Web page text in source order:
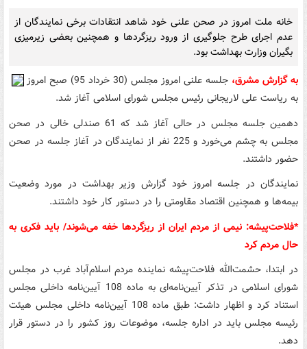
خانه ملت امروز در صحن علنی خود شاهد انتقادات برخی نمایندگان از
عدم اجرای طرح جلوگیری از ورود ریزگردها و همچنین بعضی زیرمیزی
بگیران وزارت بهداشت بود.
به گزارش مشرق،
جلسه علنی امروز مجلس (30 خرداد 95) صبح امروز
به ریاست علی لاریجانی رئیس مجلس شورای اسلامی آغاز شد.
دهمین جلسه مجلس در حالی آغاز شد که 61 صندلی خالی در صحن
مجلس به چشم می‌خورد و 225 نفر از نمایندگان در آغاز جلسه در صحن
حضور داشتند.
نمایندگان در جلسه امروز خود گزارش وزیر بهداشت در مورد وضعیت
بیمه‌ها و همچنین اقتصاد مقاومتی را در دستور کار خود داشتند.
*فلاحت‌پیشه: نیمی از مردم ایران از ریزگردها خفه می‌شوند/ باید فکری به
حال مردم کرد
در ابتدا، حشمت‌الله فلاحت‌پیشه نماینده مردم اسلام‌آباد غرب در مجلس
شورای اسلامی در تذکر آیین‌نامه‌ای به ماده 108 آیین‌نامه داخلی مجلس
استناد کرد و اظهار داشت: طبق ماده 108 آیین‌نامه داخلی مجلس هیئت
رئیسه مجلس باید در اداره جلسه، موضوعات روز کشور را در دستور قرار
دهد.